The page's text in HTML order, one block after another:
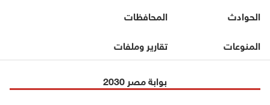
الحوادث
المحافظات
المنوعات
تقارير وملفات
بوابة مصر 2030